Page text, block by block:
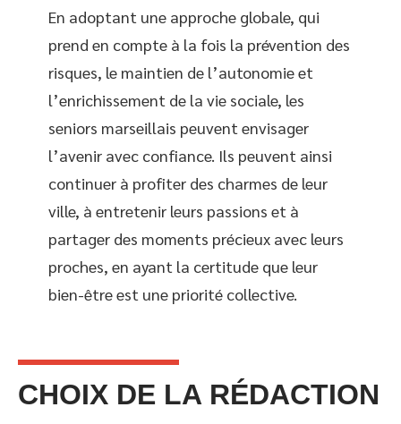
En adoptant une approche globale, qui
prend en compte à la fois la prévention des
risques, le maintien de l’autonomie et
l’enrichissement de la vie sociale, les
seniors marseillais peuvent envisager
l’avenir avec confiance. Ils peuvent ainsi
continuer à profiter des charmes de leur
ville, à entretenir leurs passions et à
partager des moments précieux avec leurs
proches, en ayant la certitude que leur
bien-être est une priorité collective.
CHOIX DE LA RÉDACTION